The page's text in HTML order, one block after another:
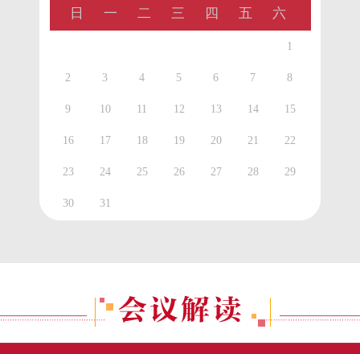
日 一 二 三 四 五 六
1
2 3 4 5 6 7 8
9 10 11 12 13 14 15
16 17 18 19 20 21 22
23 24 25 26 27 28 29
30 31